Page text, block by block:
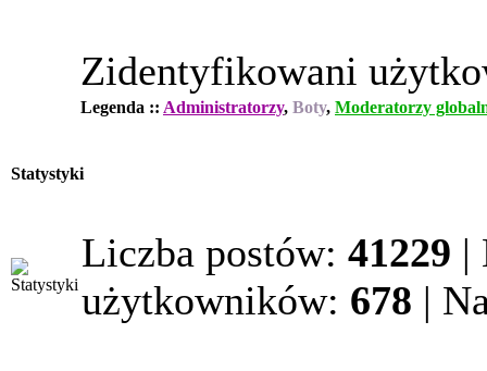
Zidentyfikowani
Legenda :: Administratorzy, Boty, Moderatorzy
Statystyki
Liczba postów: 41229 |
użytkowników: 678 |